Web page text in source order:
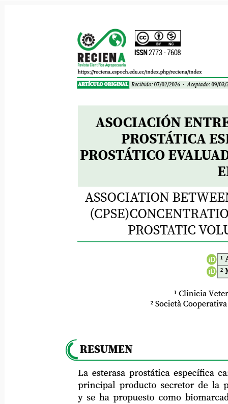
ASOCIACIÓN
Murillo, et al.
ASSOCIATION
PROSTATIC
La esterasa prostática específica canina
principal producto secretor de la
y se ha propuesto como biomarcador
1
iD
2
iD
ASOCIACIÓN ENTRE
PROSTÁTICA
PROSTÁTICO
RESUMEN
1 Clinicia
2 Società Cooperativa
https://reciena.espoch.edu.ec/index.php/reciena/index
ISSN 2773 - 7608
ARTÍCULO ORIGINAL Recibido: 07/02/2026 · Aceptado: 09/03/